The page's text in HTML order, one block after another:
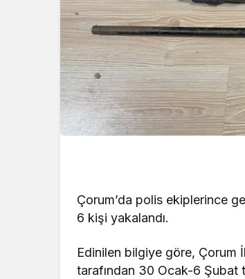
Çorum’da polis ekiplerince
6 kişi yakalandı.
Edinilen bilgiye göre, Çorum
tarafından 30 Ocak-6 Şubat